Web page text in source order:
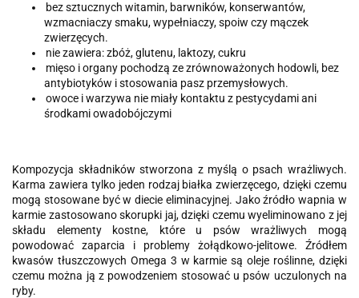
bezsztucznych witamin, barwników, konserwantów,
wzmacniaczy smaku, wypełniaczy, spoiw czy mączek
zwierzęcych.
nie zawiera: zbóż, glutenu, laktozy, cukru
mięso i organy pochodzą ze zrównoważonych hodowli, bez
antybiotyków i stosowania pasz przemysłowych.
owoce i warzywa nie miały kontaktu z pestycydami ani
środkami owadobójczymi
Kompozycja składników stworzona z myślą o psach wrażliwych.
Karma zawiera tylko jeden rodzaj białka zwierzęcego, dzięki czemu
mogą stosowane być w diecie eliminacyjnej. Jako źródło wapnia w
karmie zastosowano skorupki jaj, dzięki czemu wyeliminowano z jej
składu elementy kostne, które u psów wrażliwych mogą
powodować zaparcia i problemy żołądkowo-jelitowe. Źródłem
kwasów tłuszczowych Omega 3 w karmie są oleje roślinne, dzięki
czemu można ją z powodzeniem stosować u psów uczulonych na
ryby.